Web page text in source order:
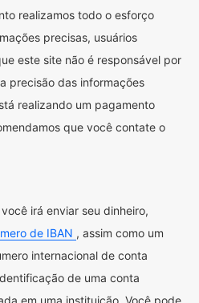
realizamos todo o esforço
precisas, usuários
este site não é responsável por
precisão das informações
realizando um pagamento
que você contate o
irá enviar seu dinheiro,
de IBAN , assim como um
internacional de conta
de uma conta
em uma instituição. Você pode